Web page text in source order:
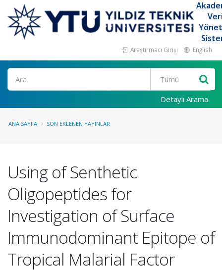
Araştırmacı Girişi English
Ara
Detaylı Arama
ANA SAYFA SON EKLENEN YAYINLAR
Using of Senthetic
Oligopeptides for
Investigation of Surface
Immunodominant Epitope of
Tropical Malarial Factor